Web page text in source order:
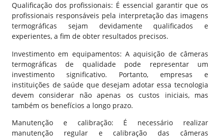
Qualificação dos profissionais: É essencial garantir que os
profissionais responsáveis pela interpretação das imagens
termográficas sejam devidamente qualificados e
experientes, a fim de obter resultados precisos.
Investimento em equipamentos: A aquisição de câmeras
termográficas de qualidade pode representar um
investimento significativo. Portanto, empresas e
instituições de saúde que desejam adotar essa tecnologia
devem considerar não apenas os custos iniciais, mas
também os benefícios a longo prazo.
Manutenção e calibração: É necessário realizar
manutenção regular e calibração das câmeras